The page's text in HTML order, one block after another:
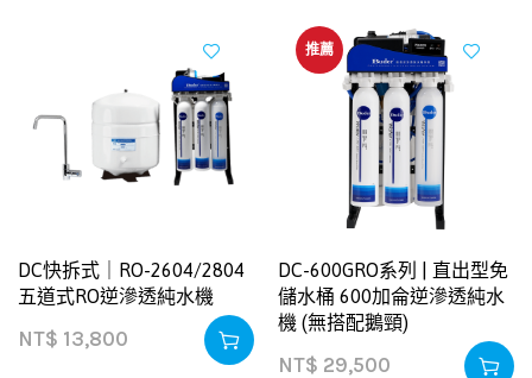
DC快拆式｜RO-2604/2804
五道式RO逆滲透純水機
NT$ 13,800
推薦
DC-600GRO系列 | 直出型免
儲水桶 600加侖逆滲透純水
機 (無搭配鵝頸)
NT$ 29,500